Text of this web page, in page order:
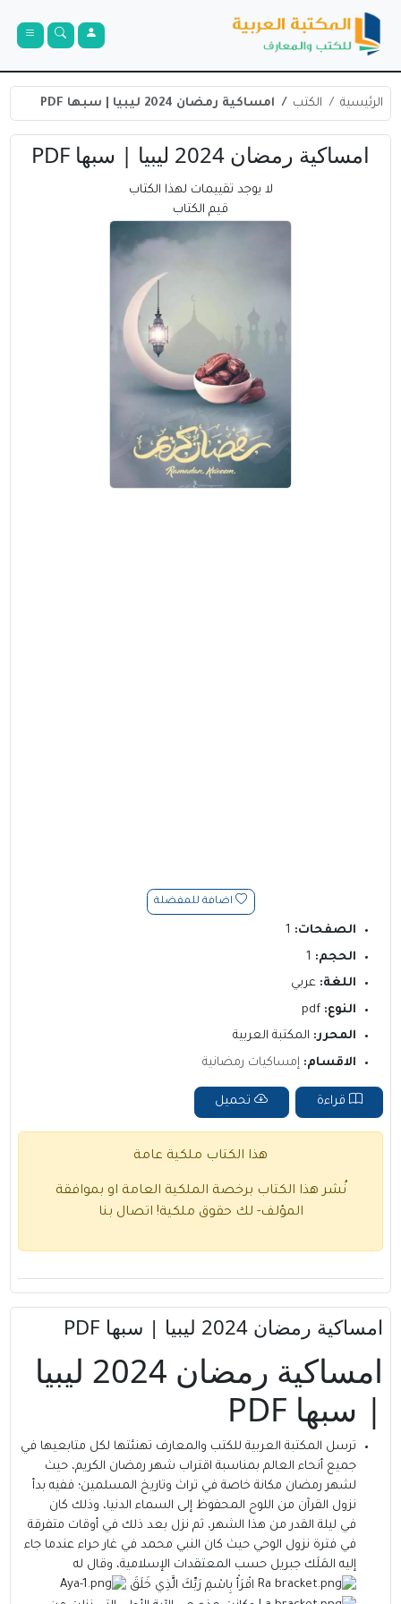
الرئيسية الكتب امساكية رمضان 2024 ليبيا | سبها PDF
امساكية رمضان 2024 ليبيا | سبها PDF
لا يوجد تقييمات لهذا الكتاب
قيم الكتاب
اضافة للمفضلة
الصفحات:
الحجم:
اللغة: عربي
النوع:
المحرر: المكتبة العربية
الاقسام: إمساكيات رمضانية
قراءة تحميل
هذا الكتاب ملكية عامة
نُشر هذا الكتاب برخصة الملكية العامة او بموافقة
المؤلف- لك حقوق ملكية! اتصال بنا
امساكية رمضان 2024 ليبيا | سبها PDF
امساكية رمضان 2024 ليبيا
| سبها PDF
ترسل المكتبة العربية للكتب والمعارف تهنئتها لكل متابعيها في
جميع أنحاء العالم بمناسبة اقتراب شهر رمضان الكريم، حيث
لشهر رمضان مكانة خاصة في تراث وتاريخ المسلمين؛ ففيه بدأ
نزول القرآن من اللوح المحفوظ إلى السماء الدنيا، وذلك كان
في ليلة القدر من هذا الشهر، ثم نزل بعد ذلك في أوقات متفرقة
في فترة نزول الوحي حيث كان النبي محمد في غار حراء عندما جاء
إليه المَلَك جبريل حسب المعتقدات الإسلامية، وقال له
اقْرَأْ بِاسْمِ رَبِّكَ الَّذِي خَلَقَ